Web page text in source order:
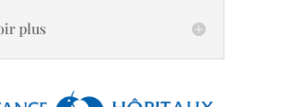
plus